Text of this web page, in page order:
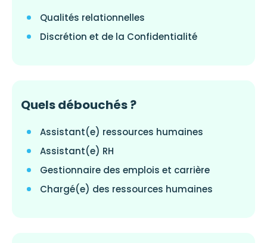
Qualités relationnelles
Discrétion et de la Confidentialité
Quels débouchés ?
Assistant(e) ressources humaines
Assistant(e) RH
Gestionnaire des emplois et carrière
Chargé(e) des ressources humaines